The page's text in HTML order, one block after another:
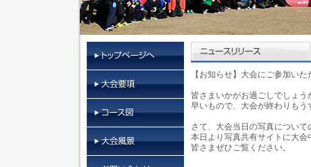
【お知らせ】大会にご参加い
皆さまいかがお過ごしでしょう
早いもので、大会が終わりも
さて、大会当日の写真について
本日より写真共有サイトに大
皆さまぜひご覧ください。